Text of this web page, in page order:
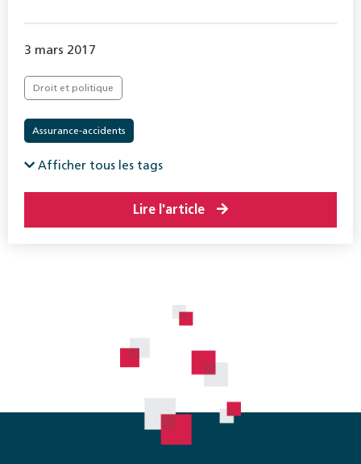
3 mars 2017
Droit et politique
Assurance-accidents
Afficher tous les tags
Lire l'article